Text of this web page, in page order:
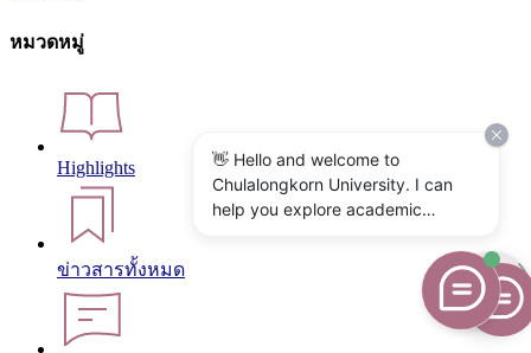
หมวดหมู่
Highlights
ข่าวสารทั้งหมด
👋 Hello and welcome to
Chulalongkorn University. I can
help you explore academic